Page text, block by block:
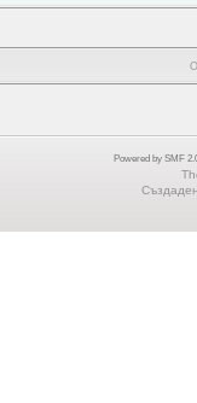
Powered by SMF